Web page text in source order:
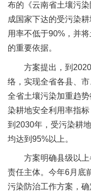
布的《云南省土壤污
成国家下达的受污染
用率不低于90%，并
的重要依据。
方案提出，到
络，实现全省各县、
全省土壤污染加重趋
染耕地安全利用率指
到2030年，受污染耕
均达到95%以上。
方案明确县级以
责任主体。今年6月底
污染防治工作方案，